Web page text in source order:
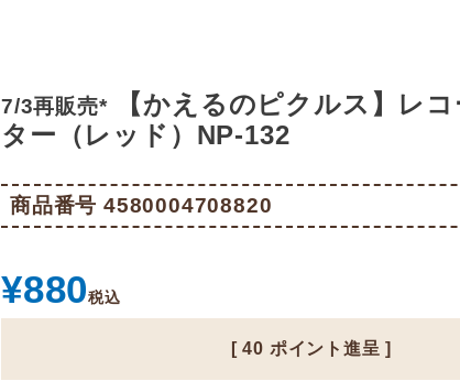
7/3再販売*
【かえるのピクルス】レ
ター（レッド）NP-132
商品番号 4580004708820
¥880税込
[ 40 ポイント進呈 ]